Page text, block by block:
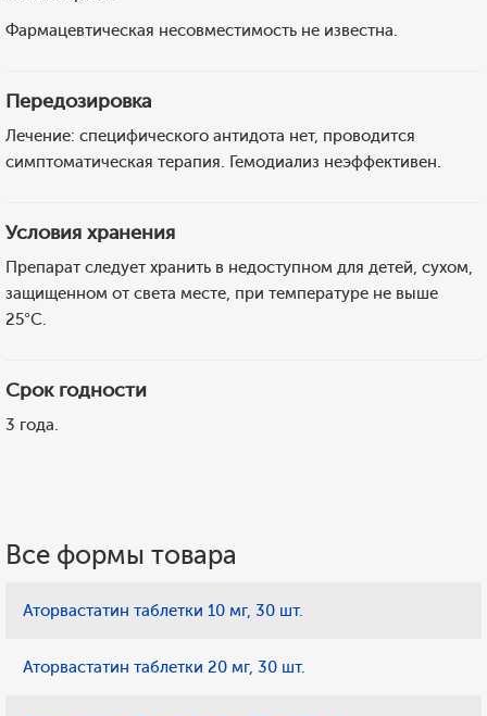
Фармацевтическая несовместимость не известна.
Передозировка
Лечение: специфического антидота нет, проводится
симптоматическая терапия. Гемодиализ неэффективен.
Условия хранения
Препарат следует хранить в недоступном для детей, сухом,
защищенном от света месте, при температуре не выше
25°С.
Срок годности
3 года.
Все формы товара
Аторвастатин таблетки 10 мг, 30 шт.
Аторвастатин таблетки 20 мг, 30 шт.